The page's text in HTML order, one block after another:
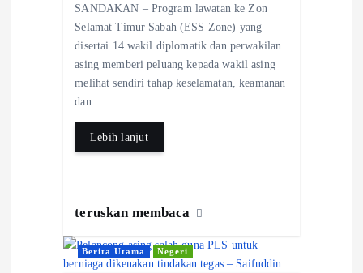
eb
o
o
ts
A
p
p
re
SANDAKAN – Program lawatan ke Zon
Selamat Timur Sabah (ESS Zone) yang
disertai 14 wakil diplomatik dan perwakilan
asing memberi peluang kepada wakil asing
melihat sendiri tahap keselamatan, keamanan
dan…
Lebih lanjut
teruskan membaca
Berita Utama Negeri